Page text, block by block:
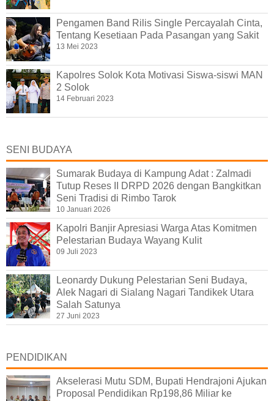
Pengamen Band Rilis Single Percayalah Cinta,
Tentang Kesetiaan Pada Pasangan yang Sakit
13 Mei 2023
Kapolres Solok Kota Motivasi Siswa-siswi MAN
2 Solok
14 Februari 2023
SENI BUDAYA
Sumarak Budaya di Kampung Adat : Zalmadi
Tutup Reses II DRPD 2026 dengan Bangkitkan
Seni Tradisi di Rimbo Tarok
10 Januari 2026
Kapolri Banjir Apresiasi Warga Atas Komitmen
Pelestarian Budaya Wayang Kulit
09 Juli 2023
Leonardy Dukung Pelestarian Seni Budaya,
Alek Nagari di Sialang Nagari Tandikek Utara
Salah Satunya
27 Juni 2023
PENDIDIKAN
Akselerasi Mutu SDM, Bupati Hendrajoni Ajukan
Proposal Pendidikan Rp198,86 Miliar ke